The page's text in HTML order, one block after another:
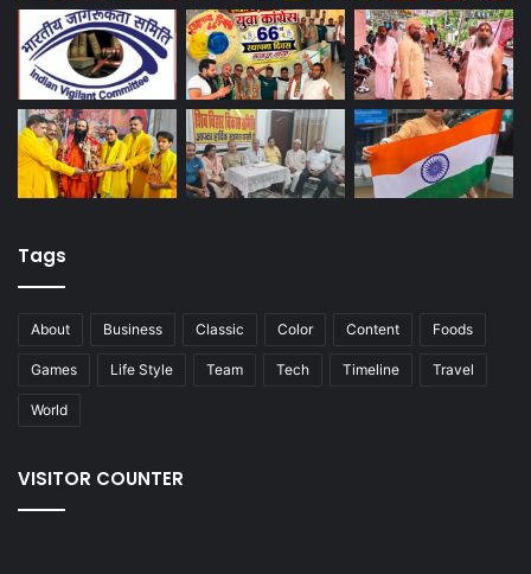
Tags
About Business Classic Color Content Foods
Games Life Style Team Tech Timeline Travel
World
VISITOR COUNTER